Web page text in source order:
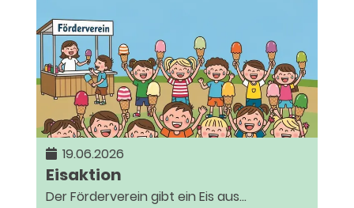
19.06.2026
Eisaktion
Der Förderverein gibt ein Eis aus...